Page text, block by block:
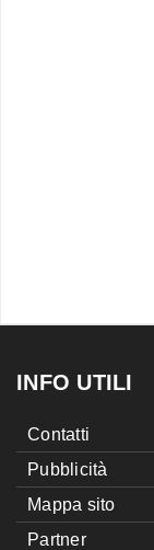
INFO UTILI
Contatti
Pubblicità
Mappa sito
Partner